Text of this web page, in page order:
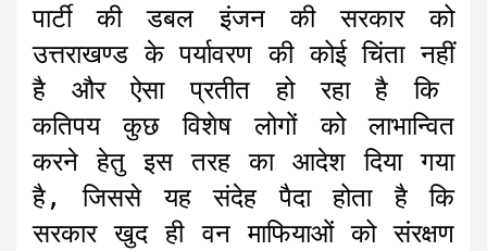
पार्टी की डबल इंजन की सरकार को
उत्तराखण्ड के पर्यावरण की कोई चिंता नहीं
है और ऐसा प्रतीत हो रहा है कि
कतिपय कुछ विशेष लोगों को लाभान्वित
करने हेतु इस तरह का आदेश दिया गया
है, जिससे यह संदेह पैदा होता है कि
सरकार खुद ही वन माफियाओं को संरक्षण